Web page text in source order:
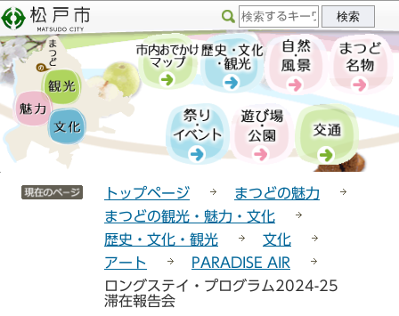
こ
の
ペ
ー
ジ
の
先
サ
イ
ト
メ
ニ
ュ
ー
このページの本文へ移動
サイトメニューここまで
トップページ
まつどの魅力
まつどの観光・魅力・文化
歴史・文化・観光
文化
アート
PARADISE AIR
ロングステイ・プログラム2024-25
滞在報告会